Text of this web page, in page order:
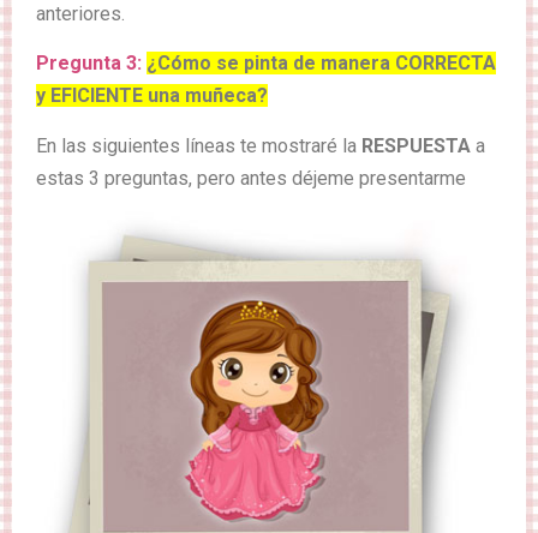
anteriores.
Pregunta 3: ¿Cómo se pinta de manera CORRECTA
y EFICIENTE una muñeca?
En las siguientes líneas te mostraré la RESPUESTA a
estas 3 preguntas, pero antes déjeme presentarme